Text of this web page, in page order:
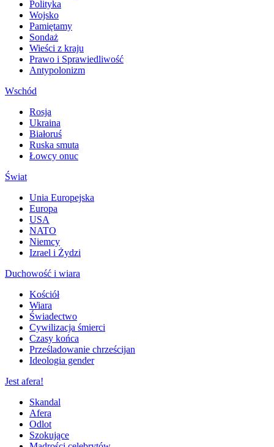
Polityka
Wojsko
Pamiętamy
Sondaż
Wieści z kraju
Prawo i Sprawiedliwość
Antypolonizm
Wschód
Rosja
Ukraina
Białoruś
Ruska smuta
Łowcy onuc
Świat
Unia Europejska
Europa
USA
NATO
Niemcy
Izrael i Żydzi
Duchowość i wiara
Kościół
Wiara
Świadectwo
Cywilizacja śmierci
Czasy końca
Prześladowanie chrześcijan
Ideologia gender
Jest afera!
Skandal
Afera
Odlot
Szokujące